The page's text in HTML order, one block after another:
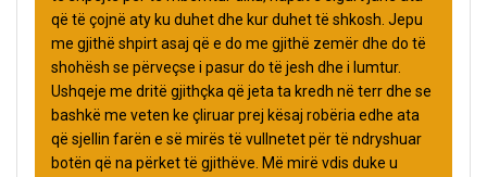
që të çojnë aty ku duhet dhe kur duhet të shkosh. Jepu
me gjithë shpirt asaj që e do me gjithë zemër dhe do të
shohësh se përveçse i pasur do të jesh dhe i lumtur.
Ushqeje me dritë gjithçka që jeta ta kredh në terr dhe se
bashkë me veten ke çliruar prej kësaj robëria edhe ata
që sjellin farën e së mirës të vullnetet për të ndryshuar
botën që na përket të gjithëve. Më mirë vdis duke u